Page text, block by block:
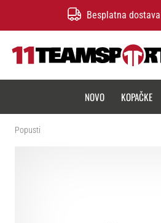
Besplatna dostava
NOVO KOPAČKE
Popusti